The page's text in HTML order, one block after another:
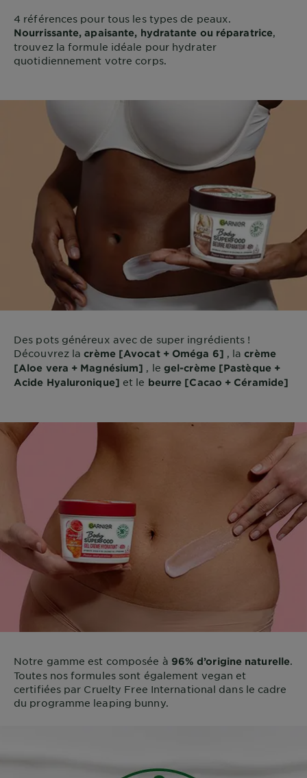
4 références pour tous les types de peaux.
Nourrissante, apaisante, hydratante ou réparatrice,
trouvez la formule idéale pour hydrater
quotidiennement votre corps.
Des pots généreux avec de super ingrédients !
Découvrez lacrème [Avocat + Oméga 6] , lacrème
[Aloe vera + Magnésium] , le gel-crème [Pastèque +
Acide Hyaluronique] et le beurre [Cacao + Céramide]
Notre gamme est composée à 96% d’origine naturelle.
Toutes nos formules sont également vegan et
certifiées par Cruelty Free International dans le cadre
du programme leaping bunny.